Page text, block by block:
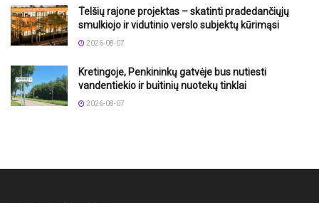
Telšių rajone projektas – skatinti pradedančiųjų
smulkiojo ir vidutinio verslo subjektų kūrimąsi
2026-08-07
Kretingoje, Penkininkų gatvėje bus nutiesti
vandentiekio ir buitinių nuotekų tinklai
2026-08-07